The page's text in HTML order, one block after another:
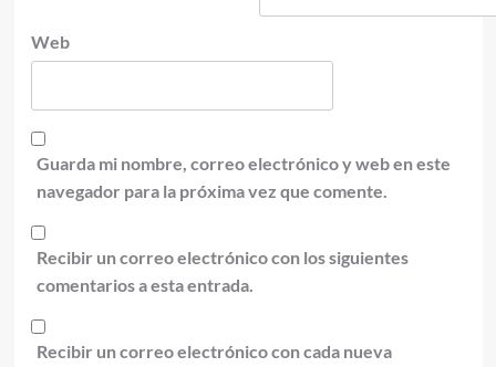
Web
Guarda mi nombre, correo electrónico y web en este
navegador para la próxima vez que comente.
Recibir un correo electrónico con los siguientes
comentarios a esta entrada.
Recibir un correo electrónico con cada nueva